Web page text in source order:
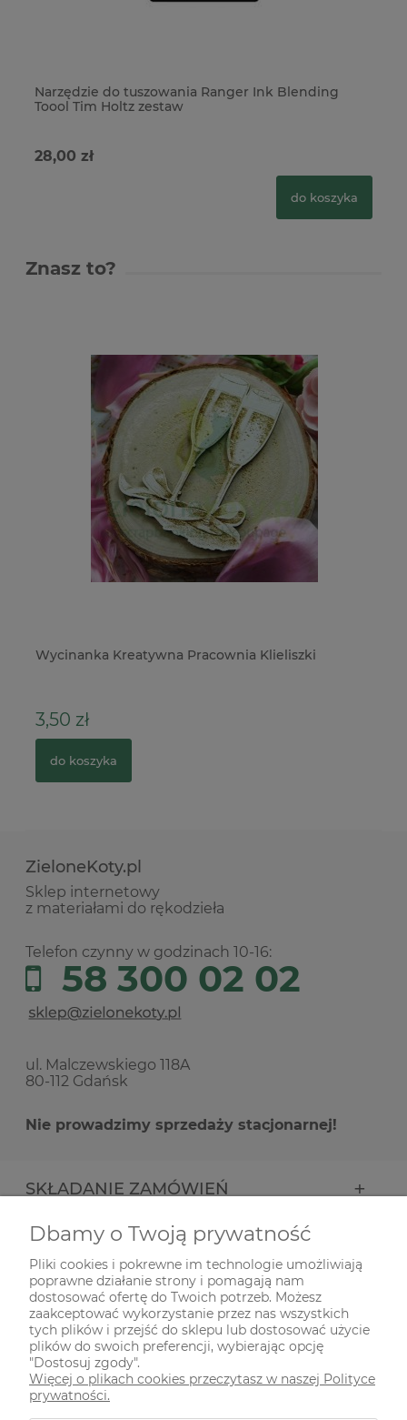
Narzędzie do tuszowania Ranger Ink Blending
Toool Tim Holtz zestaw
28,00 zł
do koszyka
Znasz to?
Wycinanka Kreatywna Pracownia Klieliszki
3,50 zł
do koszyka
ZieloneKoty.pl
Sklep internetowy
z materiałami do rękodzieła
Telefon czynny w godzinach 10-16:
58 300 02 02
ul. Malczewskiego 118A
80-112 Gdańsk
Nie prowadzimy sprzedaży stacjonarnej!
SKŁADANIE ZAMÓWIEŃ
INFORMACJE
ODWIEDŹ NAS NA
Dbamy o Twoją prywatność
Pliki cookies i pokrewne im technologie umożliwiają
poprawne działanie strony i pomagają nam
dostosować ofertę do Twoich potrzeb. Możesz
zaakceptować wykorzystanie przez nas wszystkich
tych plików i przejść do sklepu lub dostosować użycie
plików do swoich preferencji, wybierając opcję
"Dostosuj zgody".
Więcej o plikach cookies przeczytasz w naszej Polityce
prywatności.